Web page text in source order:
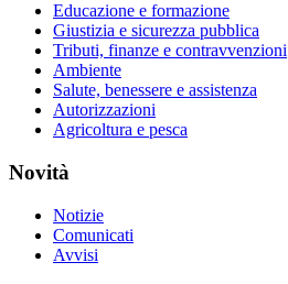
Educazione e formazione
Giustizia e sicurezza pubblica
Tributi, finanze e contravvenzioni
Ambiente
Salute, benessere e assistenza
Autorizzazioni
Agricoltura e pesca
Novità
Notizie
Comunicati
Avvisi